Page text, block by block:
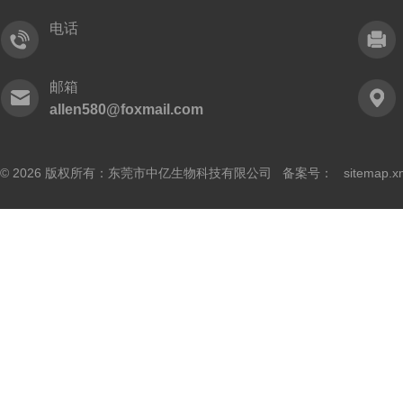
电话
邮箱
allen580@foxmail.com
© 2026 版权所有：东莞市中亿生物科技有限公司 备案号：